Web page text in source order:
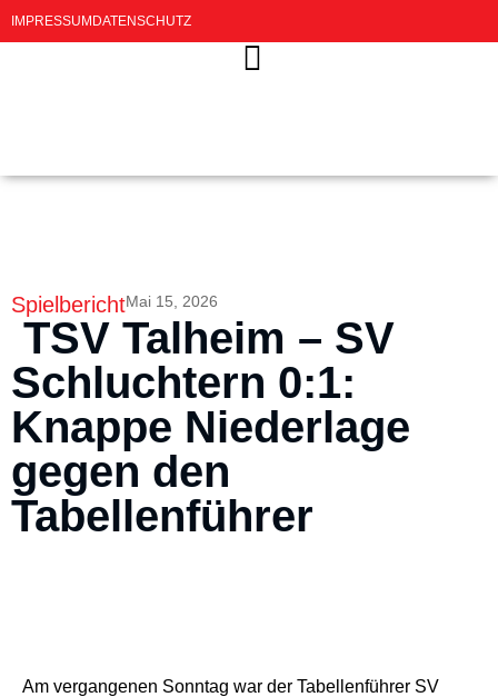
IMPRESSUM DATENSCHUTZ
SpielberichtMai 15, 2026
TSV Talheim – SV
Schluchtern 0:1:
Knappe Niederlage
gegen den
Tabellenführer
Am vergangenen Sonntag war der Tabellenführer SV